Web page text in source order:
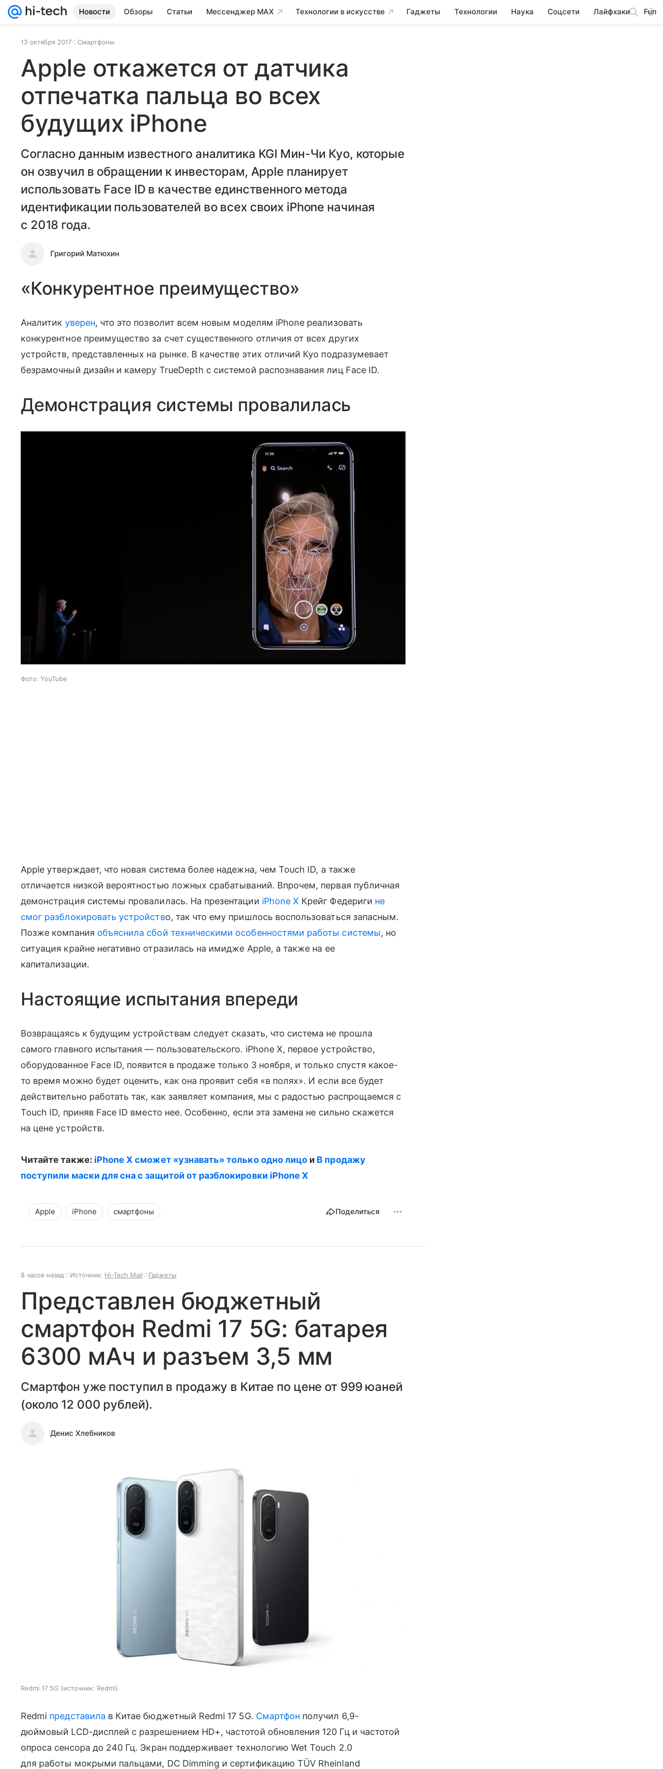
Новости Обзоры Статьи Мессенджер MAX Технологии в искусстве Гаджеты Технологии Наука Соцсети Лайфхаки Fun
13 октября 2017 Смартфоны
Apple откажется от датчика
отпечатка пальца во всех
будущих iPhone
Согласно данным известного аналитика KGI Мин-Чи Куо, которые
он озвучил в обращении к инвесторам, Apple планирует
использовать Face ID в качестве единственного метода
идентификации пользователей во всех своих iPhone начиная
с 2018 года.
Григорий Матюхин
«Конкурентное преимущество»
Аналитик уверен, что это позволит всем новым моделям iPhone реализовать
конкурентное преимущество за счет существенного отличия от всех других
устройств, представленных на рынке. В качестве этих отличий Куо подразумевает
безрамочный дизайн и камеру TrueDepth с системой распознавания лиц Face ID.
Демонстрация системы провалилась
Фото: YouTube
Apple утверждает, что новая система более надежна, чем Touch ID, а также
отличается низкой вероятностью ложных срабатываний. Впрочем, первая публичная
демонстрация системы провалилась. На презентации iPhone X Крейг Федериги не
смог разблокировать устройство, так что ему пришлось воспользоваться запасным.
Позже компания объяснила сбой техническими особенностями работы системы, но
ситуация крайне негативно отразилась на имидже Apple, а также на ее
капитализации.
Настоящие испытания впереди
Возвращаясь к будущим устройствам следует сказать, что система не прошла
самого главного испытания — пользовательского. iPhone X, первое устройство,
оборудованное Face ID, появится в продаже только 3 ноября, и только спустя какое-
то время можно будет оценить, как она проявит себя «в полях». И если все будет
действительно работать так, как заявляет компания, мы с радостью распрощаемся с
Touch ID, приняв Face ID вместо нее. Особенно, если эта замена не сильно скажется
на цене устройств.
Читайте также: iPhone X сможет «узнавать» только одно лицо и В продажу
поступили маски для сна с защитой от разблокировки iPhone X
Apple iPhone смартфоны Поделиться
8 часов назад Источник: Hi-Tech Mail Гаджеты
Представлен бюджетный
смартфон Redmi 17 5G: батарея
6300 мАч и разъем 3,5 мм
Смартфон уже поступил в продажу в Китае по цене от 999 юаней
(около 12 000 рублей).
Денис Хлебников
Redmi 17 5G источник: Redmi
Redmi представила в Китае бюджетный Redmi 17 5G. Смартфон получил 6,9-
дюймовый LCD-дисплей с разрешением HD+, частотой обновления 120 Гц и частотой
опроса сенсора до 240 Гц. Экран поддерживает технологию Wet Touch 2.0
для работы мокрыми пальцами, DC Dimming и сертификацию TÜV Rheinland